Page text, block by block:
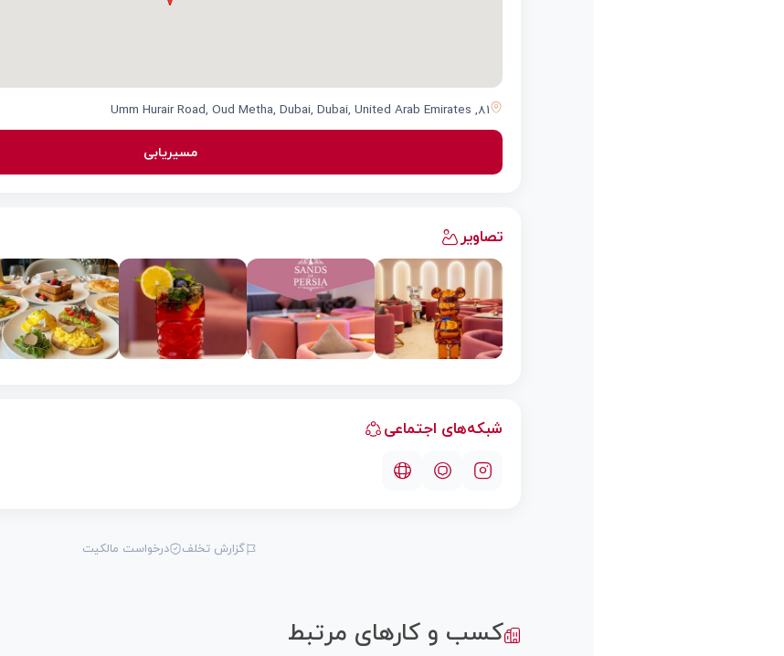
81, Umm Hurair Road, Oud Metha, Dubai, Dubai, United Arab Emirates
مسیریابی
تصاویر
شبکه‌های اجتماعی
گزارش تخلف درخواست مالکیت
کسب و کارهای مرتبط